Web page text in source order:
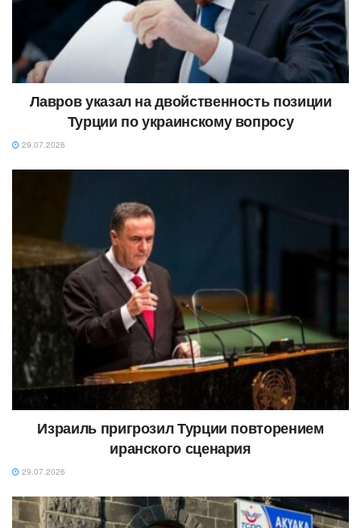
Лавров указал на двойственность позиции
Турции по украинскому вопросу
29.07.2026
Израиль пригрозил Турции повторением
иранского сценария
29.07.2026